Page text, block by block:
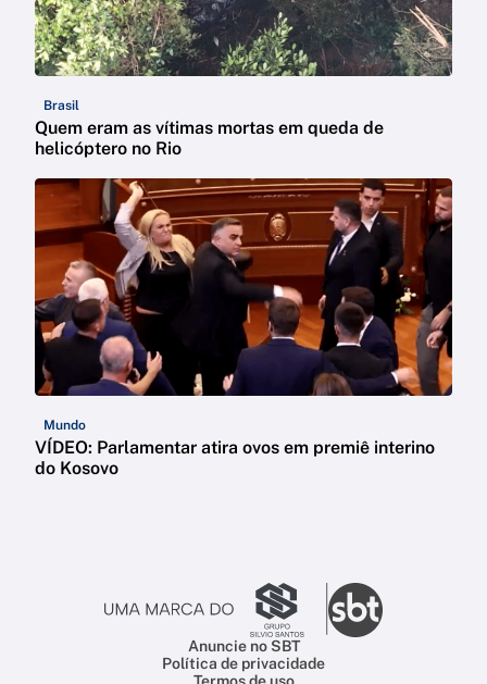
Brasil
Quem eram as vítimas mortas em queda de
helicóptero no Rio
Mundo
VÍDEO: Parlamentar atira ovos em premiê interino
do Kosovo
Anuncie no SBT
Política de privacidade
Termos de uso